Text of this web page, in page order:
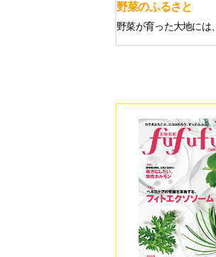
野菜のふるさと
野菜が育った大地には